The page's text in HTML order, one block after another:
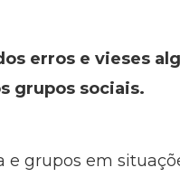
erros e vieses
grupos sociais.
e grupos em